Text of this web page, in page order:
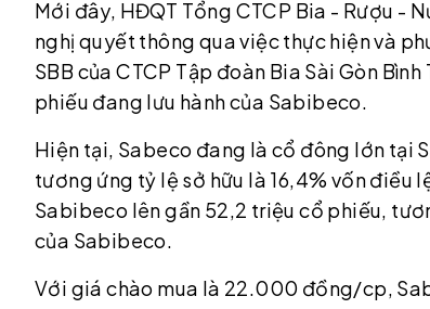
Mới đây, HĐQT Tổng CTCP Bia - Rượu -
nghị quyết thông qua việc thực hiện và
SBB của CTCP Tập đoàn Bia Sài Gòn
phiếu đang lưu hành của Sabibeco.
Hiện tại, Sabeco đang là cổ đông lớn tại
tương ứng tỷ lệ sở hữu là 16,4% vốn điều
Sabibeco lên gần 52,2 triệu cổ phiếu,
của Sabibeco.
Với giá chào mua là 22.000 đồng/cp,